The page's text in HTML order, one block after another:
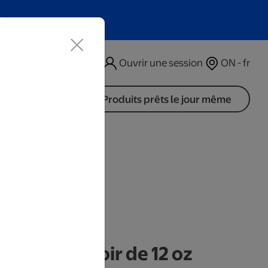
Ouvrir une session ON - fr
Produits prêts le jour même
noir de 12 oz